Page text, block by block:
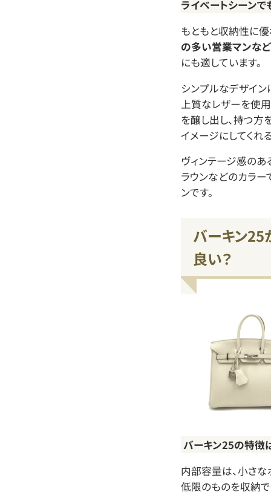
ライベートシーン
もともと収納性に優
の多い営業マンな
にも適しています。
シンプルなデザイ
上質なレザーを使
を醸し出し、持つ方
イメージにしてくれ
ヴィンテージ感のあ
ラウンなどのカラー
ンです。
バーキン25
良い？
バーキン25の特徴
内部容量は、小さ
低限のものを収納で